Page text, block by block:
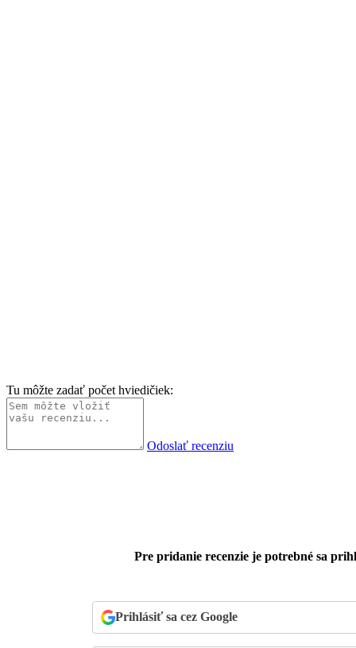
Tu môžte zadať počet hviedičiek:
Odoslať recenziu
Pre pridanie recenzie je potrebné sa
Prihlásiť sa cez Google